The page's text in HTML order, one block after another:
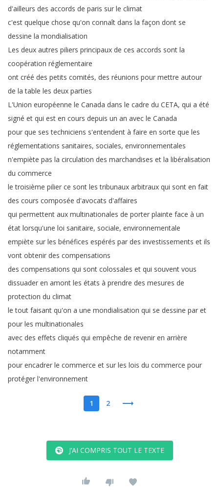
d'ailleurs des accords de paris sur le climat
c'est quelque chose qu'on connaît dans la façon dont se
dessine la mondialisation
Les deux autres piliers principaux de ces accords sont la
coopération réglementaire
ont créé des petits comités, des réunions pour mettre autour
de la table les deux parties
L'Union européenne le Canada dans le cadre du CETA, qui a été
signé et qui est en cours depuis un an avec le Canada
pour que ses techniciens s'entendent à faire en sorte que les
réglementations sanitaires, sociales, environnementales
n'empiète pas la circulation des marchandises et la libéralisation
du commerce
le troisième pilier ce sont les tribunaux arbitraux qui sont en fait
des cours composée d'avocats d'affaires
qui permettent aux multinationales de porter plainte face à un
état lorsqu'une loi sanitaire, sociale, environnementale
empiète sur les bénéfices espérés par des investissements et ils
vont obtenir des compensations
des compensations qui sont colossales et qui souvent vous
dissuader en amont les états à prendre des mesures de
protection du climat
le tout faisant qu'on a une mondialisation qui se dessine par et
pour les multinationales
avec des effets cliqués qui empêche de revenir en arrière
notamment
pour encadrer le commerce et sur les lois du commerce pour
protéger l'environnement
1 2
J’AI COMPRIS TOUT LE TEXTE